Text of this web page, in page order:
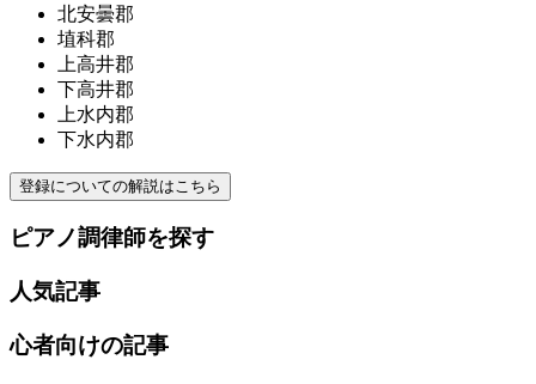
北安曇郡
埴科郡
上高井郡
下高井郡
上水内郡
下水内郡
登録についての解説はこちら
ピアノ調律師を探す
人気記事
心者向けの記事